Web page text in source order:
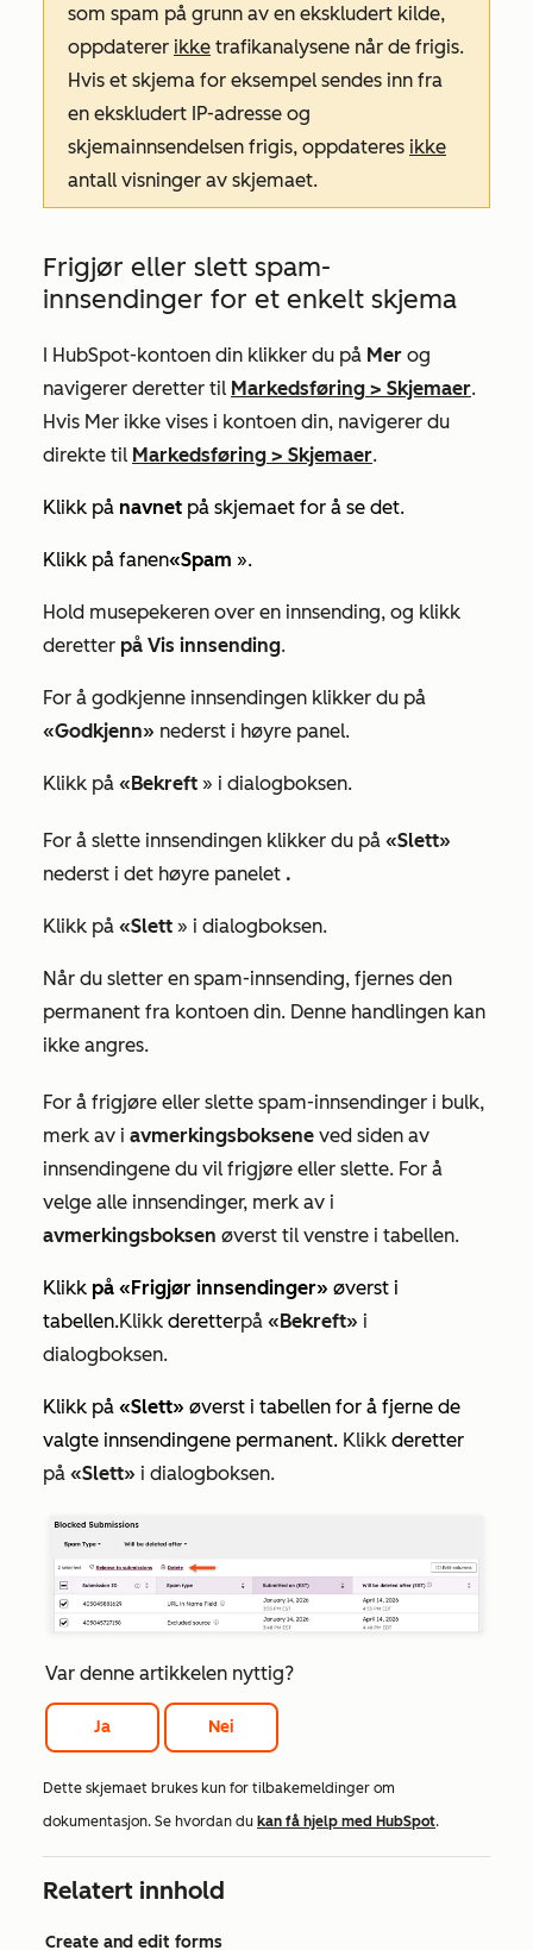
som spam på grunn av en ekskludert kilde,
oppdaterer ikke trafikanalysene når de frigis.
Hvis et skjema for eksempel sendes inn fra
en ekskludert IP-adresse og
skjemainnsendelsen frigis, oppdateres ikke
antall visninger av skjemaet.
Frigjør eller slett spam-
innsendinger for et enkelt skjema
I HubSpot-kontoen din klikker du på Mer og
navigerer deretter til Markedsføring > Skjemaer.
Hvis Mer ikke vises i kontoen din, navigerer du
direkte til Markedsføring > Skjemaer.
Klikk på navnet på skjemaet for å se det.
Klikk på fanen«Spam ».
Hold musepekeren over en innsending, og klikk
deretter på Vis innsending.
For å godkjenne innsendingen klikker du på
«Godkjenn» nederst i høyre panel.
Klikk på «Bekreft » i dialogboksen.
For å slette innsendingen klikker du på «Slett»
nederst i det høyre panelet .
Klikk på «Slett » i dialogboksen.
Når du sletter en spam-innsending, fjernes den
permanent fra kontoen din. Denne handlingen kan
ikke angres.
For å frigjøre eller slette spam-innsendinger i bulk,
merk av i avmerkingsboksene ved siden av
innsendingene du vil frigjøre eller slette. For å
velge alle innsendinger, merk av i
avmerkingsboksen øverst til venstre i tabellen.
Klikk på «Frigjør innsendinger» øverst i
tabellen.Klikk deretterpå «Bekreft» i
dialogboksen.
Klikk på «Slett» øverst i tabellen for å fjerne de
valgte innsendingene permanent. Klikk deretter
på «Slett» i dialogboksen.
Var denne artikkelen nyttig?
Ja Nei
Dette skjemaet brukes kun for tilbakemeldinger om
dokumentasjon. Se hvordan du kan få hjelp med HubSpot.
Relatert innhold
Create and edit forms